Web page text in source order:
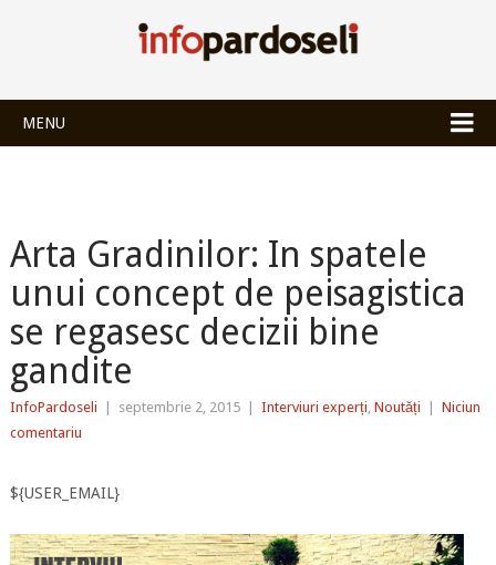
MENU
Arta Gradinilor: In spatele
unui concept de peisagistica
se regasesc decizii bine
gandite
InfoPardoseli septembrie 2, 2015 Interviuri experți, Noutăți
Niciun
comentariu
${USER_EMAIL}